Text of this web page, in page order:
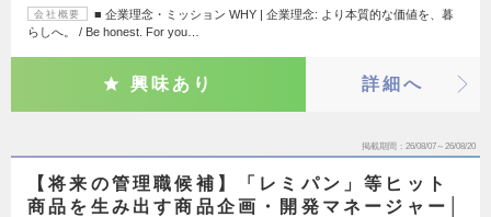
会社概要
■ 企業理念・ミッション WHY | 企業理念: より本質的な価値を、暮
らしへ。 / Be honest. For you…
興味あり 詳細へ
掲載期間 26/08/07～26/08/20
【将来の管理職候補】「レミパン」等ヒット
商品を生み出す商品企画・開発マネージャー│